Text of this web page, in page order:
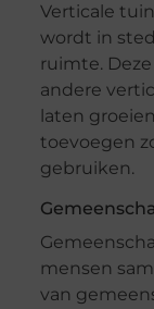
Verticale
wordt in
ruimte.
andere
laten
toevoegen
gebruiken.
mensen
van